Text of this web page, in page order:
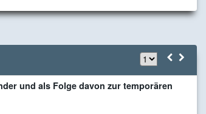
und als Folge davon zur temporären